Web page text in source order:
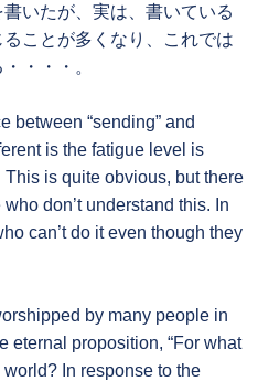
いたが、実は、書いている
ことが多くなり、これでは
・・・。
between “sending” and
is the fatigue level is
is quite obvious, but there
don’t understand this. In
can’t do it even though they
by many people in
eternal proposition, “For what
In response to the